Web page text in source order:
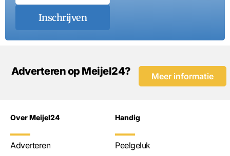
Inschrijven
Adverteren op Meijel24? Meer informatie
Over Meijel24
Adverteren
Handig
Peelgeluk